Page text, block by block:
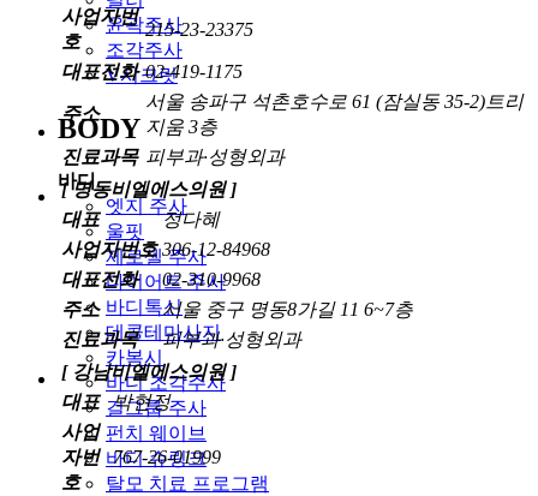
윤곽주사
조각주사
V시크릿
BODY
바디
엣지 주사
울핏
제로셀 주사
다이어트 주사
바디톡신
데콜테마사지
카복시
바디 조각주사
걸그룹 주사
펀치 웨이브
바디 슈링크
탈모 치료 프로그램
사업자번
호
215-23-23375
대표전화 02-419-1175
주소
서울 송파구 석촌호수로 61 (잠실동 35-2)트리
지움 3층
진료과목 피부과·성형외과
[ 명동비엘에스의원 ]
대표
정다혜
사업자번호 306-12-84968
대표전화
02-310-9968
주소
서울 중구 명동8가길 11 6~7층
진료과목
피부과·성형외과
[ 강남비엘에스의원 ]
대표
박현정
사업
자번
호
767-26-01999